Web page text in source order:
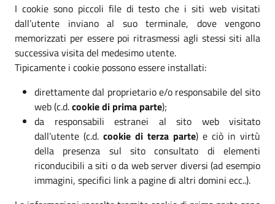
I cookie sono piccoli file di testo che i siti web visitati
dall’utente inviano al suo terminale, dove vengono
memorizzati per essere poi ritrasmessi agli stessi siti alla
successiva visita del medesimo utente.
Tipicamente i cookie possono essere installati:
direttamente dal proprietario e/o responsabile del sito
web (c.d.cookie di prima parte);
da responsabili estranei al sito web visitato
dall’utente (c.d. cookie di terza parte) e ciò in virtù
della presenza sul sito consultato di elementi
riconducibili a siti o da web server diversi (ad esempio
immagini, specifici link a pagine di altri domini ecc..).